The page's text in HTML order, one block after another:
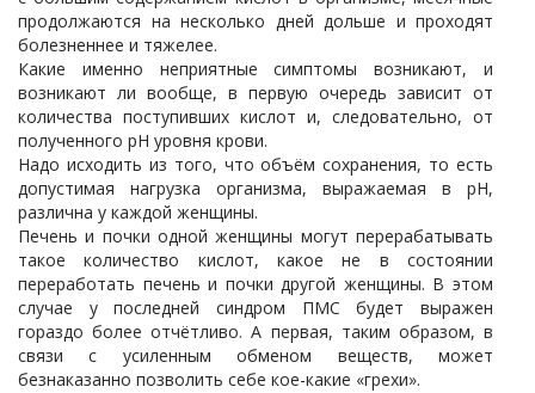
продолжаются на несколько дней дольше и проходят
болезненнее и тяжелее.
Какие именно неприятные симптомы возникают, и
возникают ли вообще, в первую очередь зависит от
количества поступивших кислот и, следовательно, от
полученного рН уровня крови.
Надо исходить из того, что объём сохранения, то есть
допустимая нагрузка организма, выражаемая в рН,
различна у каждой женщины.
Печень и почки одной женщины могут перерабатывать
такое количество кислот, какое не в состоянии
переработать печень и почки другой женщины. В этом
случае у последней синдром ПМС будет выражен
гораздо более отчётливо. А первая, таким образом, в
связи с усиленным обменом веществ, может
безнаказанно позволить себе кое-какие «грехи».